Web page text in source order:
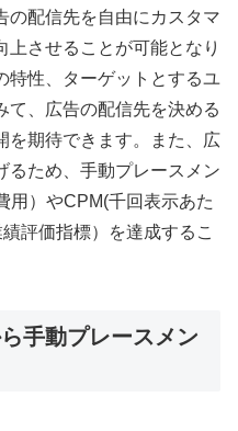
の配信先を自由にカスタマ
上させることが可能となり
特性、ターゲットとするユ
て、広告の配信先を決める
を期待できます。また、広
るため、手動プレースメン
用）やCPM(千回表示あた
評価指標）を達成するこ
手動プレースメン